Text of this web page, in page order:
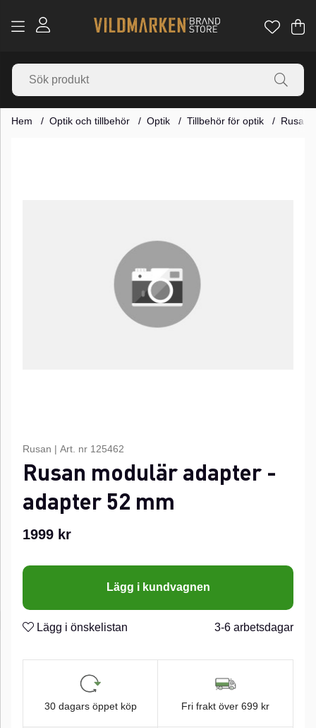
.
Hem Optik och tillbehör Optik Tillbehör för optik Rusan
Rusan | Art. nr 125462
Rusan modulär adapter -
adapter 52 mm
1999 kr
Lägg i kundvagnen
Lägg i önskelistan 3-6 arbetsdagar
30 dagars öppet köp Fri frakt över 699 kr